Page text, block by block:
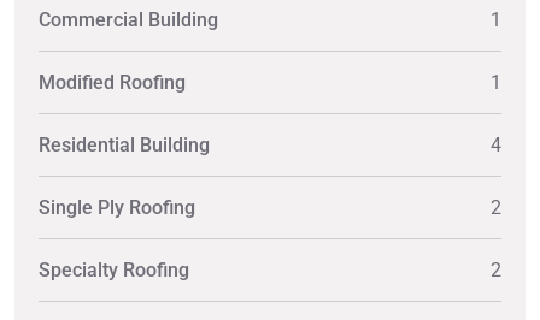
Commercial Building 1
Modified Roofing 1
Residential Building 4
Single Ply Roofing 2
Specialty Roofing 2